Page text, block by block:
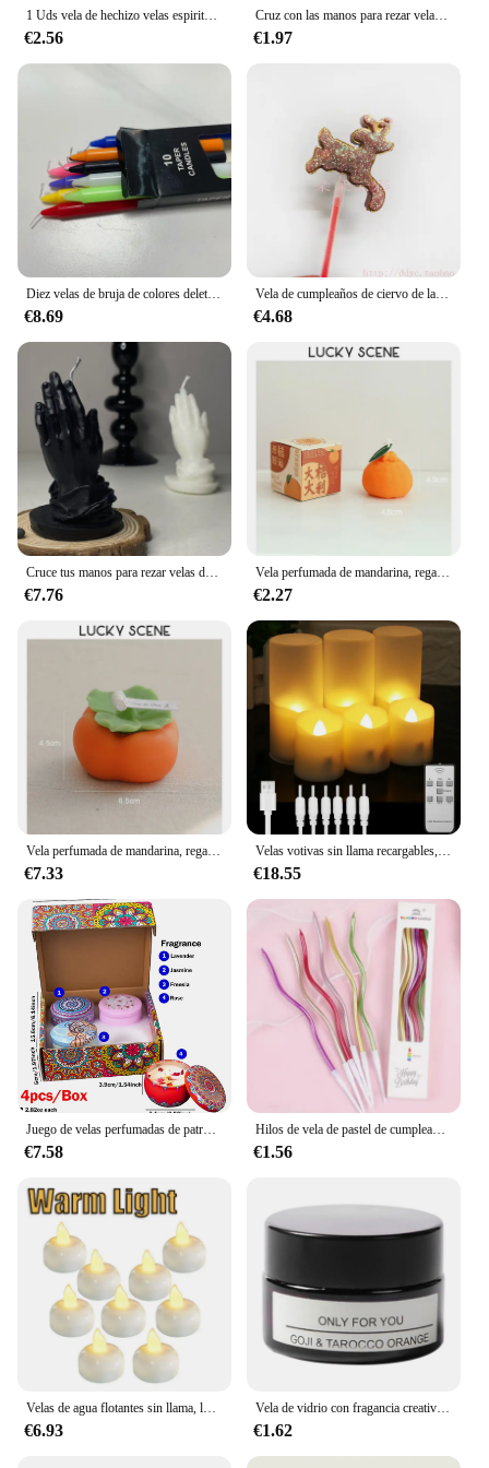
1 Uds vela de hechizo velas espirituales esotéricas pareja amante velas rituales Color rojo hombre mujer para religioso
€2.56
Cruz con las manos para rezar velas de aromaterapia, velas con las manos dobladas de Año Nuevo, adornos decorativos de buena suerte, vela perfumada
€1.97
Diez velas de bruja de colores deletrean velas de campana para velas cónicas de magia espiritual para decoraciones religiosas sin fragancia en el sábado
€8.69
Vela de cumpleaños de ciervo de la suerte, alta calidad
€4.68
€7.76
Vela perfumada de mandarina, regalo artesanal, recuerdo, pequeño regalo, sesión de fotos, fruta de imitación, fiesta de primavera, regalo de Año Nuevo de la suerte
€2.27
€7.33 €18.55
€7.58
Hilos de vela de pastel de cumpleaños curvos creativos, multicolor, Color dorado, dorado y plateado, decoración de fiesta festiva, regalos
€1.56
€6.93
Vela de vidrio con fragancia creativa Para aromaterapia, vela sin humo de cera de soja, decoraciones Para el hogar, fiesta de boda
€1.62